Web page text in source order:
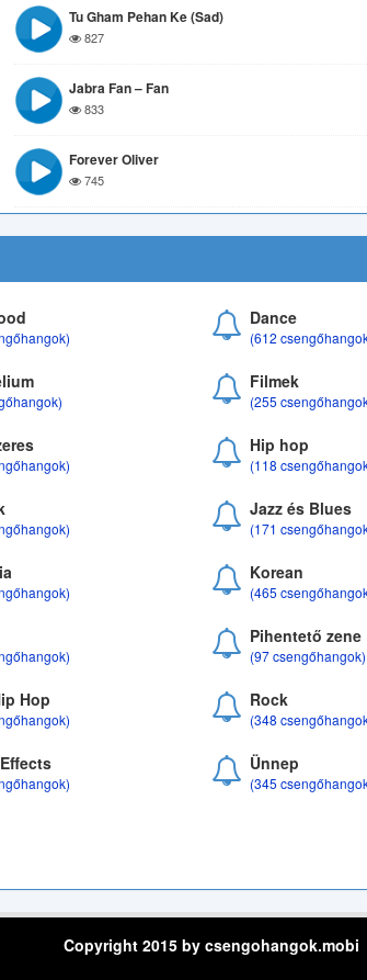
Tu Gham Pehan Ke (Sad)
827
Jabra Fan – Fan
833
Forever Oliver
745
Dance
(612
Filmek
(255
Hip hop
(118
Jazz és Blues
(171
Korean
(465
Pihentető zene
(97 csengőhangok)
Hop Rock
(348
Ünnep
(345
Copyright 2015 by csengohangok.mobi